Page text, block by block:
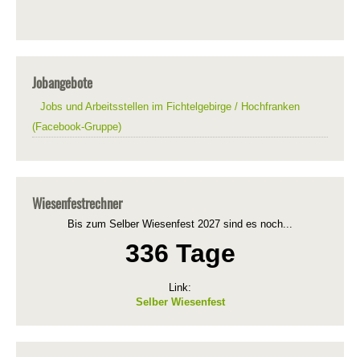
Jobangebote
Jobs und Arbeitsstellen im Fichtelgebirge / Hochfranken
(Facebook-Gruppe)
Wiesenfestrechner
Bis zum Selber Wiesenfest 2027 sind es noch...
336 Tage
Link:
Selber Wiesenfest